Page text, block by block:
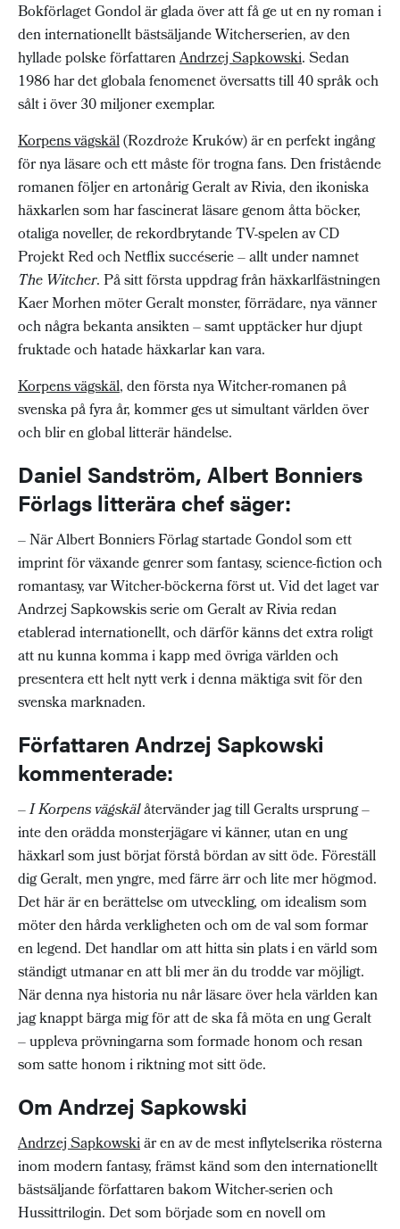
Bokförlaget Gondol är glada över att få ge ut en ny roman i
den internationellt bästsäljande Witcherserien, av den
hyllade polske författarenAndrzej Sapkowski. Sedan
1986 har det globala fenomenet översatts till 40 språk och
sålt i över 30 miljoner exemplar.
Korpens vägskäl(Rozdroże Kruków) är en perfekt ingång
för nya läsare och ett måste för trogna fans. Den fristående
romanen följer en artonårig Geralt av Rivia, den ikoniska
häxkarlen som har fascinerat läsare genom åtta böcker,
otaliga noveller, de rekordbrytande TV-spelen av CD
Projekt Red och Netflix succéserie – allt under namnet
The Witcher. På sitt första uppdrag från häxkarlfästningen
Kaer Morhen möter Geralt monster, förrädare, nya vänner
och några bekanta ansikten – samt upptäcker hur djupt
fruktade och hatade häxkarlar kan vara.
Korpens vägskäl, den första nya Witcher-romanen på
svenska på fyra år, kommer ges ut simultant världen över
och blir en global litterär händelse.
Daniel Sandström, Albert Bonniers
Förlags litterära chef säger:
– När Albert Bonniers Förlag startade Gondol som ett
imprint för växande genrer som fantasy, science-fiction och
romantasy, var Witcher-böckerna först ut. Vid det laget var
Andrzej Sapkowskis serie om Geralt av Rivia redan
etablerad internationellt, och därför känns det extra roligt
att nu kunna komma i kapp med övriga världen och
presentera ett helt nytt verk i denna mäktiga svit för den
svenska marknaden.
Författaren Andrzej Sapkowski
kommenterade:
–I Korpens vägskälåtervänder jag till Geralts ursprung –
inte den orädda monsterjägare vi känner, utan en ung
häxkarl som just börjat förstå bördan av sitt öde. Föreställ
dig Geralt, men yngre, med färre ärr och lite mer högmod.
Det här är en berättelse om utveckling, om idealism som
möter den hårda verkligheten och om de val som formar
en legend. Det handlar om att hitta sin plats i en värld som
ständigt utmanar en att bli mer än du trodde var möjligt.
När denna nya historia nu når läsare över hela världen kan
jag knappt bärga mig för att de ska få möta en ung Geralt
– uppleva prövningarna som formade honom och resan
som satte honom i riktning mot sitt öde.
Om Andrzej Sapkowski
Andrzej Sapkowskiär en av de mest inflytelserika rösterna
inom modern fantasy, främst känd som den internationellt
bästsäljande författaren bakom Witcher-serien och
Hussittrilogin. Det som började som en novell om